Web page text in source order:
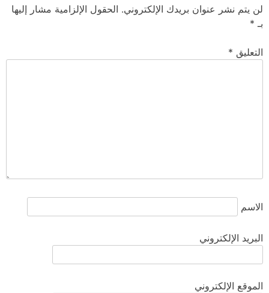
لن يتم نشر عنوان بريدك الإلكتروني. الحقول الإلزامية مشار إليها
بـ *
التعليق *
الاسم
البريد الإلكتروني
الموقع الإلكتروني